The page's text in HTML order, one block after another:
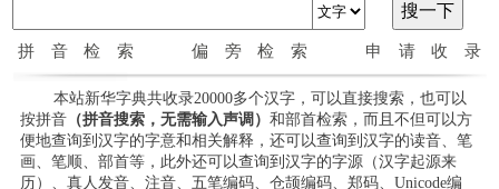
拼音检索 偏旁检索 申请收录
本站新华字典共收录20000多个汉字，可以直接搜索，也可以
按拼音（拼音搜索，无需输入声调） 和部首检索，而且不但可以方
便地查询到汉字的字意和相关解释，还可以查询到汉字的读音、笔
画、笔顺、部首等，此外还可以查询到汉字的字源（汉字起源来
历）、真人发音、注音、五笔编码、仓颉编码、郑码、Unicode编